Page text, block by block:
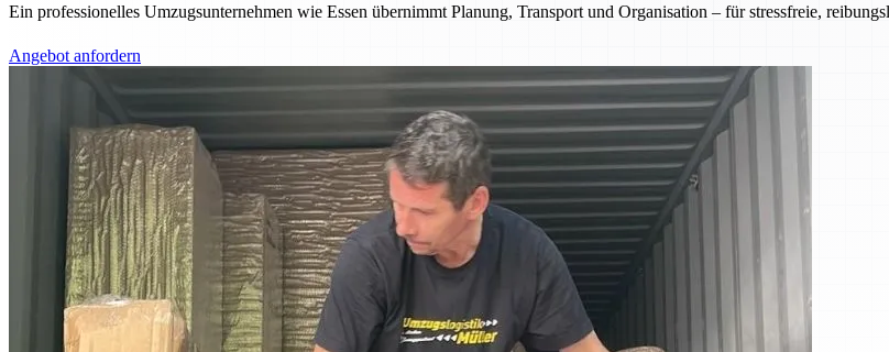
Ein professionelles Umzugsunternehmen wie Essen übernimmt Planung, Transport und Organisation – für stressfreie,
Angebot anfordern